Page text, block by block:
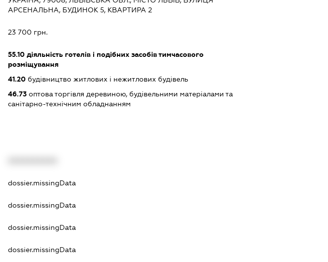
АРСЕНАЛЬНА, БУДИНОК 5, КВАРТИРА 2
23 700 грн.
55.10діяльність готелів і подібних засобів тимчасового
розміщування
41.20будівництво житлових і нежитлових будівель
46.73оптова торгівля деревиною, будівельними матеріалами та
санітарно-технічним обладнанням
dossier.missingData
dossier.missingData
dossier.missingData
dossier.missingData